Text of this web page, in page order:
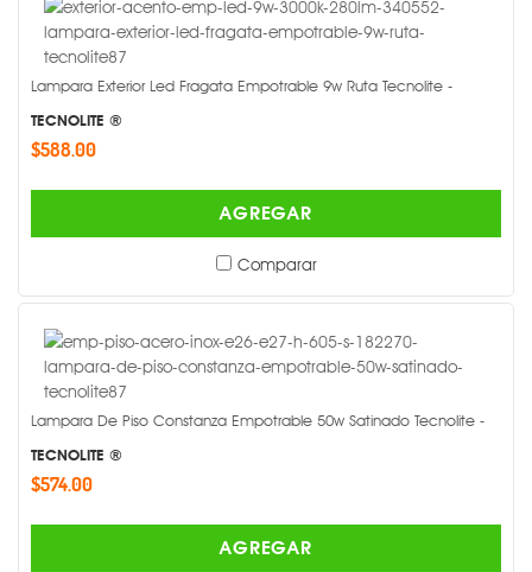
Lampara Exterior Led Fragata Empotrable 9w Ruta Tecnolite -
TECNOLITE ®
$588.00
AGREGAR
Comparar
Lampara De Piso Constanza Empotrable 50w Satinado Tecnolite -
TECNOLITE ®
$574.00
AGREGAR